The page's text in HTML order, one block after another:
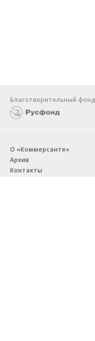
Благотворительный фонд
О «Коммерсанте»
Архив
Контакты